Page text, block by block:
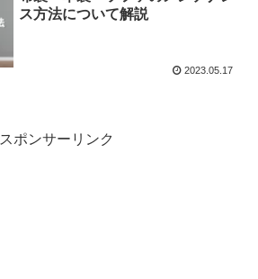
ス方法について解説
2023.05.17
スポンサーリンク